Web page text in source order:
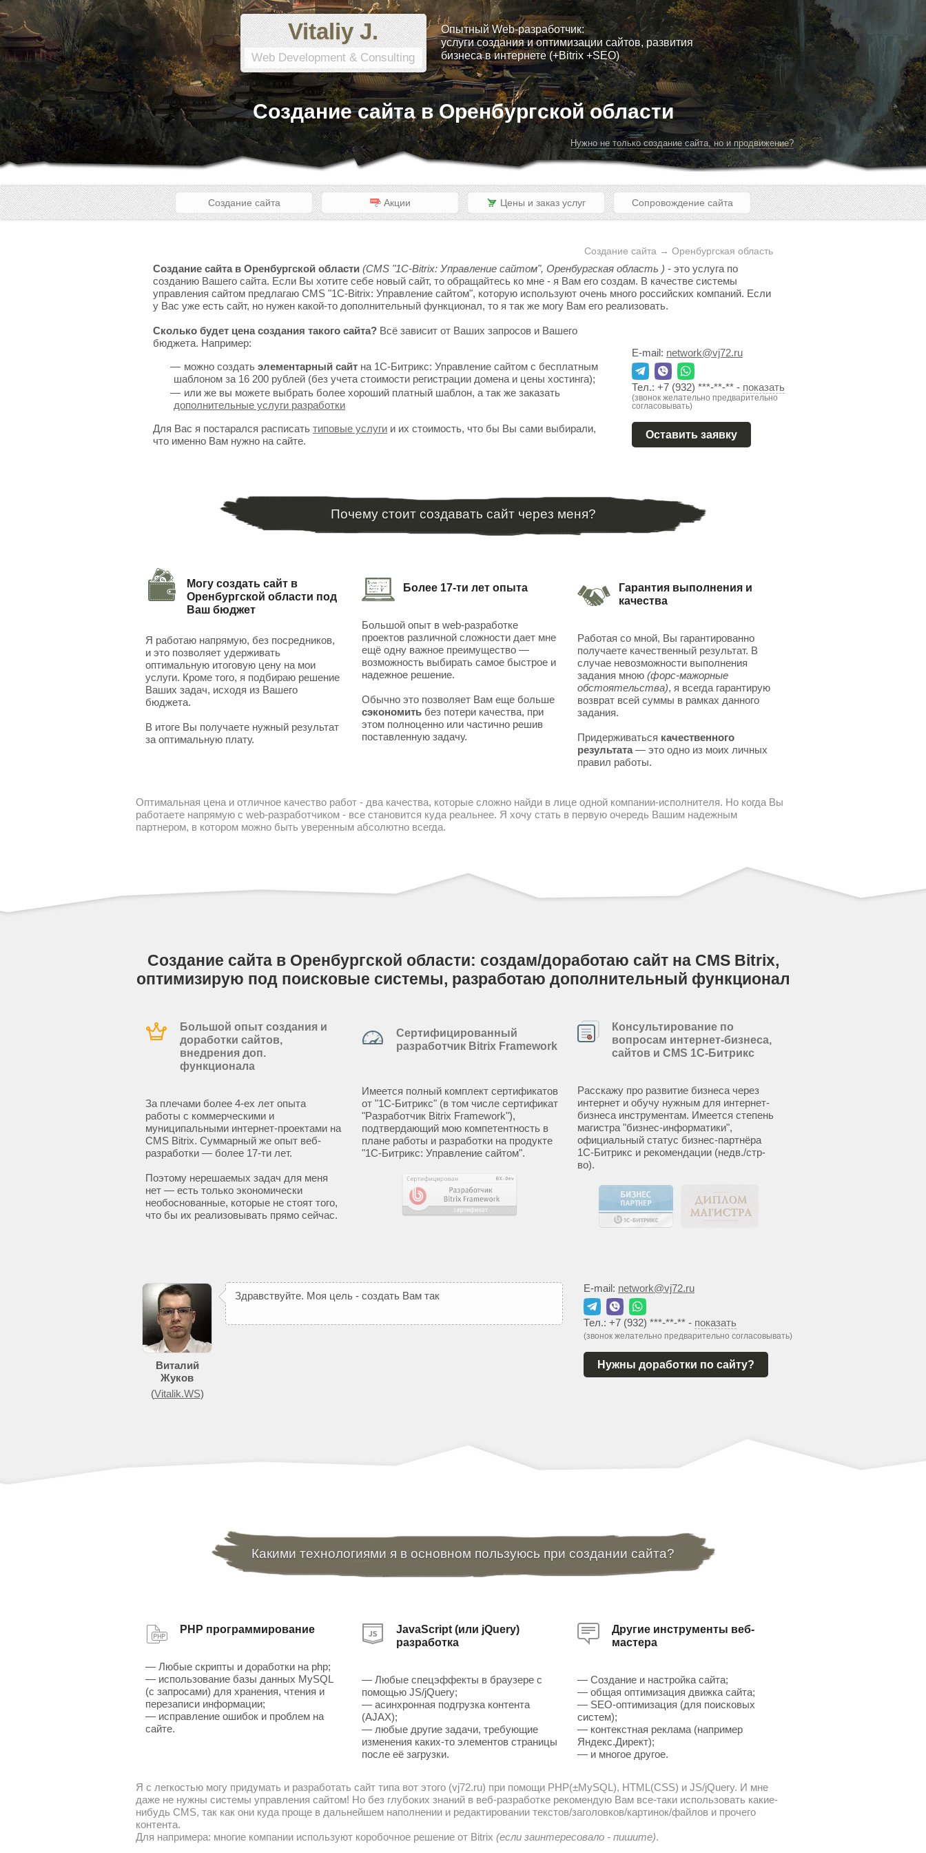
Vitaliy J.
Web Development & Consulting
Опытный Web-разработчик:
услуги создания и оптимизации сайтов, развития
бизнеса в интернете (+Bitrix +SEO)
Создание сайта в Оренбургской области
Нужно не только создание сайта, но и продвижение?
Создание сайта Акции Цены и заказ услуг Сопровождение сайта
Создание сайта → Оренбургская область
Создание сайта в Оренбургской области (CMS "1C-Bitrix: Управление сайтом", Оренбургская область ) - это услуга по
созданию Вашего сайта. Если Вы хотите себе новый сайт, то обращайтесь ко мне - я Вам его создам. В качестве системы
управления сайтом предлагаю CMS "1C-Bitrix: Управление сайтом", которую используют очень много российских компаний. Если
у Вас уже есть сайт, но нужен какой-то дополнительный функционал, то я так же могу Вам его реализовать.
Сколько будет цена создания такого сайта? Всё зависит от Ваших запросов и Вашего
бюджета. Например:
можно создать элементарный сайт на 1С-Битрикс: Управление сайтом с бесплатным
шаблоном за 16 200 рублей (без учета стоимости регистрации домена и цены хостинга);
или же вы можете выбрать более хороший платный шаблон, а так же заказать
дополнительные услуги разработки
Для Вас я постарался расписать типовые услуги и их стоимость, что бы Вы сами выбирали,
что именно Вам нужно на сайте.
E-mail: network@vj72.ru
Тел.: +7 (932) ***-**-** - показать
(звонок желательно предварительно
согласовывать)
Оставить заявку
Почему стоит создавать сайт через меня?
Могу создать сайт в
Оренбургской области под
Ваш бюджет
Я работаю напрямую, без посредников,
и это позволяет удерживать
оптимальную итоговую цену на мои
услуги. Кроме того, я подбираю решение
Ваших задач, исходя из Вашего
бюджета.
В итоге Вы получаете нужный результат
за оптимальную плату.
Более 17-ти лет опыта
Большой опыт в web-разработке
проектов различной сложности дает мне
ещё одну важное преимущество —
возможность выбирать самое быстрое и
надежное решение.
Обычно это позволяет Вам еще больше
сэкономитьбез потери качества, при
этом полноценно или частично решив
поставленную задачу.
Гарантия выполнения и
качества
Работая со мной, Вы гарантированно
получаете качественный результат. В
случае невозможности выполнения
задания мною(форс-мажорные
обстоятельства), я всегда гарантирую
возврат всей суммы в рамках данного
задания.
Придерживаться качественного
результата— это одно из моих личных
правил работы.
Оптимальная цена и отличное качество работ - два качества, которые сложно найди в лице одной компании-исполнителя. Но когда Вы
работаете напрямую с web-разработчиком - все становится куда реальнее. Я хочу стать в первую очередь Вашим надежным
партнером, в котором можно быть уверенным абсолютно всегда.
Создание сайта в Оренбургской области: создам/доработаю сайт на CMS Bitrix,
оптимизирую под поисковые системы, разработаю дополнительный функционал
Большой опыт создания и
доработки сайтов,
внедрения доп.
функционала
За плечами более 4-ех лет опыта
работы с коммерческими и
муниципальными интернет-проектами на
CMS Bitrix. Суммарный же опыт веб-
разработки — более 17-ти лет.
Поэтому нерешаемых задач для меня
нет — есть только экономически
необоснованные, которые не стоят того,
что бы их реализовывать прямо сейчас.
Сертифицированный
разработчик Bitrix Framework
Имеется полный комплект сертификатов
от "1С-Битрикс" (в том числе сертификат
"Разработчик Bitrix Framework"),
подтвердающий мою компетентность в
плане работы и разработки на продукте
"1С-Битрикс: Управление сайтом".
Консультирование по
вопросам интернет-бизнеса,
сайтов и CMS 1С-Битрикс
Расскажу про развитие бизнеса через
интернет и обучу нужным для интернет-
бизнеса инструментам. Имеется степень
магистра "бизнес-информатики",
официальный статус бизнес-партнёра
1С-Битрикс и рекомендации (недв./стр-
во).
Виталий
Жуков
(Vitalik.WS)
Здравствуйте. Моя цель - создать Вам так
E-mail: network@vj72.ru
Тел.: +7 (932) ***-**-** - показать
(звонок желательно предварительно согласовывать)
Нужны доработки по сайту?
Какими технологиями я в основном пользуюсь при создании сайта?
PHP программирование
— Любые скрипты и доработки на php;
— использование базы данных MySQL
(с запросами) для хранения, чтения и
перезаписи информации;
— исправление ошибок и проблем на
сайте.
JavaScript (или jQuery)
разработка
— Любые спецэффекты в браузере с
помощью JS/jQuery;
— асинхронная подгрузка контента
(AJAX);
— любые другие задачи, требующие
изменения каких-то элементов страницы
после её загрузки.
Другие инструменты веб-
мастера
— Создание и настройка сайта;
— общая оптимизация движка сайта;
— SEO-оптимизация (для поисковых
систем);
— контекстная реклама (например
Яндекс.Директ);
— и многое другое.
Я с легкостью могу придумать и разработать сайт типа вот этого (vj72.ru) при помощи PHP(±MySQL), HTML(CSS) и JS/jQuery. И мне
даже не нужны системы управления сайтом! Но без глубоких знаний в веб-разработке рекомендую Вам все-таки использовать какие-
нибудь CMS, так как они куда проще в дальнейшем наполнении и редактировании текстов/заголовков/картинок/файлов и прочего
контента.
Для напримера: многие компании используют коробочное решение от Bitrix (если заинтересовало - пишите).